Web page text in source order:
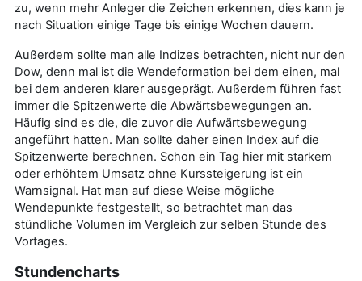
zu, wenn mehr Anleger die Zeichen erkennen, dies kann je
nach Situation einige Tage bis einige Wochen dauern.
Außerdem sollte man alle Indizes betrachten, nicht nur den
Dow, denn mal ist die Wendeformation bei dem einen, mal
bei dem anderen klarer ausgeprägt. Außerdem führen fast
immer die Spitzenwerte die Abwärtsbewegungen an.
Häufig sind es die, die zuvor die Aufwärtsbewegung
angeführt hatten. Man sollte daher einen Index auf die
Spitzenwerte berechnen. Schon ein Tag hier mit starkem
oder erhöhtem Umsatz ohne Kurssteigerung ist ein
Warnsignal. Hat man auf diese Weise mögliche
Wendepunkte festgestellt, so betrachtet man das
stündliche Volumen im Vergleich zur selben Stunde des
Vortages.
Stundencharts